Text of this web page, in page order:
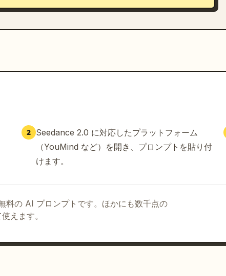
2 Seedance 2.0 に対応したプラットフォーム
（YouMind など）を開き、プロンプトを貼り付
けます。
料の AI プロンプトです。ほかにも数千点の
えます。